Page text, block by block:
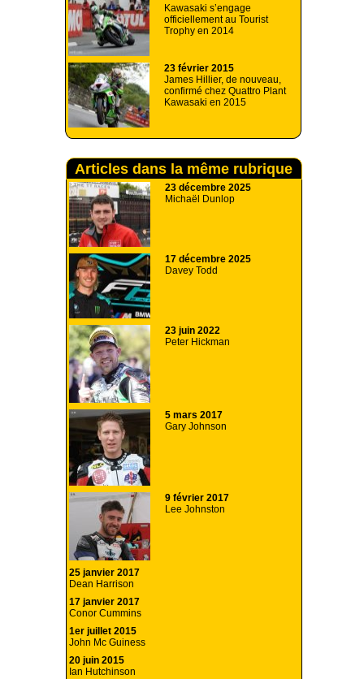
Kawasaki s’engage
officiellement au Tourist
Trophy en 2014
23 février 2015
James Hillier, de nouveau,
confirmé chez Quattro Plant
Kawasaki en 2015
Articles dans la même rubrique
23 décembre 2025
Michaël Dunlop
17 décembre 2025
Davey Todd
23 juin 2022
Peter Hickman
5 mars 2017
Gary Johnson
9 février 2017
Lee Johnston
25 janvier 2017
Dean Harrison
17 janvier 2017
Conor Cummins
1er juillet 2015
John Mc Guiness
20 juin 2015
Ian Hutchinson